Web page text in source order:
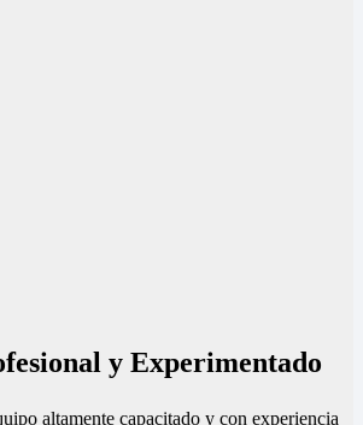
y Experimentado
altamente capacitado y con experiencia